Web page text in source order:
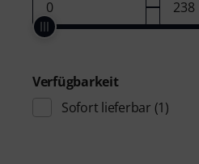
Verfügbarkeit
Sofort lieferbar (1)